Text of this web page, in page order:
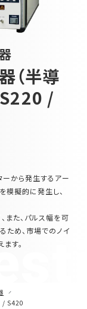
（半導
/
ーから発生するアー
模擬的に発生し、
また、パルス幅を可
ため、市場でのノイ
す。
/ S420